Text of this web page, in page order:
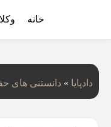
خانه
دادپایا » دانستنی‌ های